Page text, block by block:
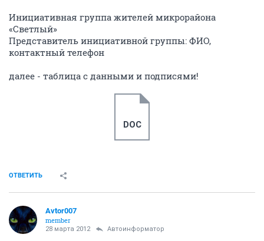
Инициативная группа жителей микрорайона
«Светлый»
Представитель инициативной группы: ФИО,
контактный телефон
далее - таблица с данными и подписями!
DOC
ОТВЕТИТЬ
Avtor007
member
28 марта 2012 Автоинформатор